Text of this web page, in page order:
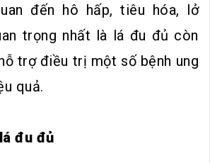
đến hô hấp, tiêu hóa, lở
trọng nhất là lá đu đủ còn
trợ điều trị một số bệnh ung
quả.
đu đủ